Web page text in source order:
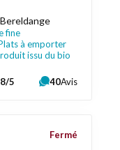
fine
à emporter
issu du bio
5 40Avis
Fermé